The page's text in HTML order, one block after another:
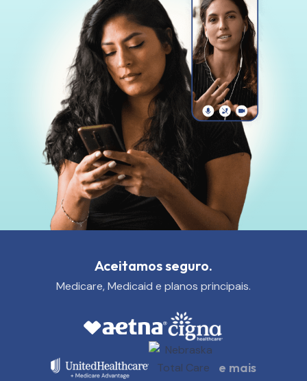
Aceitamos seguro.
Medicare, Medicaid e planos principais.
e mais